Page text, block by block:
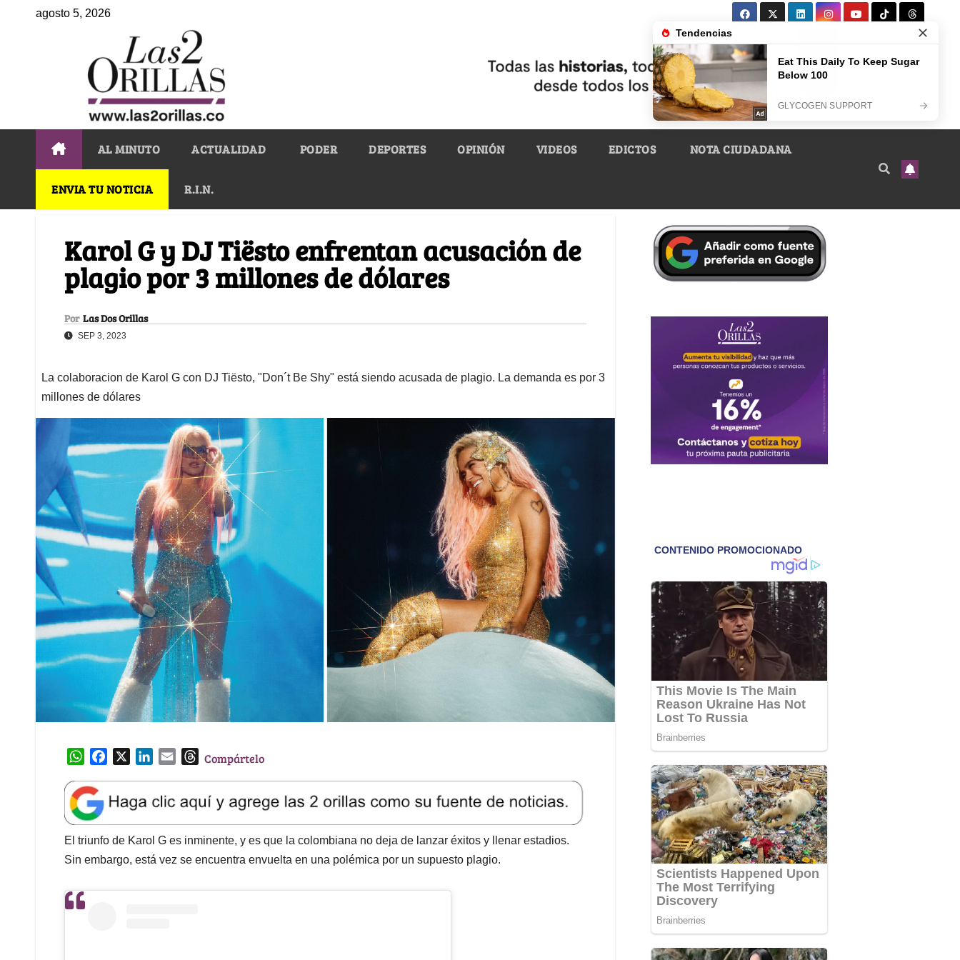
agosto 5, 2026
AL MINUTO ACTUALIDAD PODER DEPORTES OPINIÓN VIDEOS EDICTOS NOTA CIUDADANA
ENVIA TU NOTICIA R.I.N.
Karol G y DJ Tiësto enfrentan acusación de
plagio por 3 millones de dólares
Por Las Dos Orillas
SEP 3, 2023
La colaboracion de Karol G con DJ Tiësto, "Don´t Be Shy" está siendo acusada de plagio. La demanda es por 3
millones de dólares
W
a
t
s
A
p
e
b
o
o
k
e
d
I
l
T
e
a
d
s
Compártelo
El triunfo de Karol G es inminente, y es que la colombiana no deja de lanzar éxitos y llenar estadios.
Sin embargo, está vez se encuentra envuelta en una polémica por un supuesto plagio.